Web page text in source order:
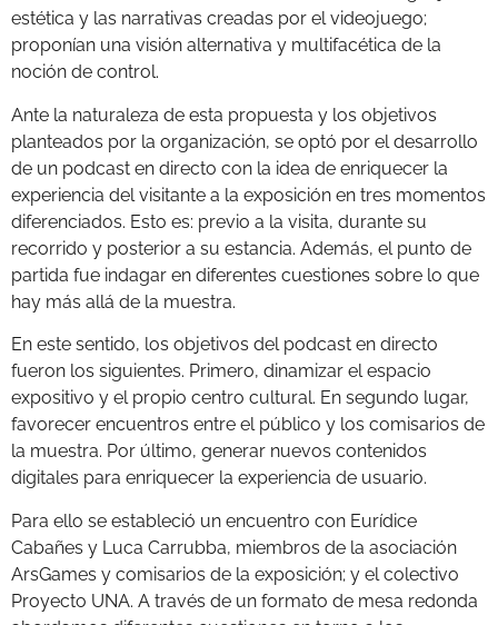
estética y las narrativas creadas por el videojuego;
proponían una visión alternativa y multifacética de la
noción de control.
Ante la naturaleza de esta propuesta y los objetivos
planteados por la organización, se optó por el desarrollo
de un podcast en directo con la idea de enriquecer la
experiencia del visitante a la exposición en tres momentos
diferenciados. Esto es: previo a la visita, durante su
recorrido y posterior a su estancia. Además, el punto de
partida fue indagar en diferentes cuestiones sobre lo que
hay más allá de la muestra.
En este sentido, los objetivos del podcast en directo
fueron los siguientes. Primero, dinamizar el espacio
expositivo y el propio centro cultural. En segundo lugar,
favorecer encuentros entre el público y los comisarios de
la muestra. Por último, generar nuevos contenidos
digitales para enriquecer la experiencia de usuario.
Para ello se estableció un encuentro con Eurídice
Cabañes y Luca Carrubba, miembros de la asociación
ArsGames y comisarios de la exposición; y el colectivo
Proyecto UNA. A través de un formato de mesa redonda